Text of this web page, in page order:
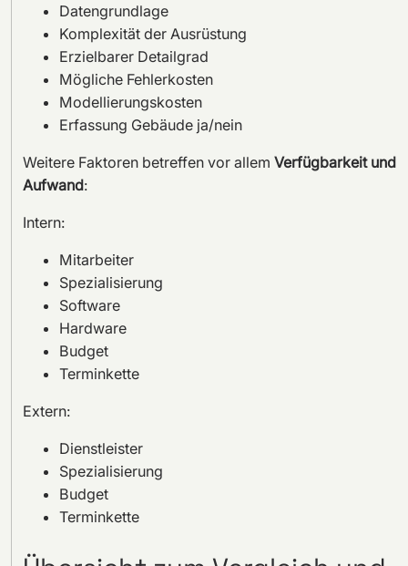
Datengrundlage
Komplexität der Ausrüstung
Erzielbarer Detailgrad
Mögliche Fehlerkosten
Modellierungskosten
Erfassung Gebäude ja/nein
Weitere Faktoren betreffen vor allem Verfügbarkeit und
Aufwand:
Intern:
Mitarbeiter
Spezialisierung
Software
Hardware
Budget
Terminkette
Extern:
Dienstleister
Spezialisierung
Budget
Terminkette